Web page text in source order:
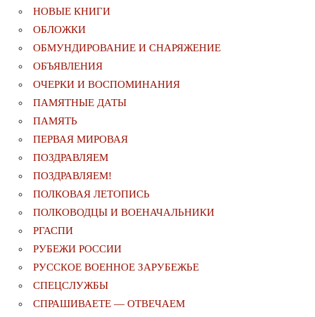
НОВЫЕ КНИГИ
ОБЛОЖКИ
ОБМУНДИРОВАНИЕ И СНАРЯЖЕНИЕ
ОБЪЯВЛЕНИЯ
ОЧЕРКИ И ВОСПОМИНАНИЯ
ПАМЯТНЫЕ ДАТЫ
ПАМЯТЬ
ПЕРВАЯ МИРОВАЯ
ПОЗДРАВЛЯЕМ
ПОЗДРАВЛЯЕМ!
ПОЛКОВАЯ ЛЕТОПИСЬ
ПОЛКОВОДЦЫ И ВОЕНАЧАЛЬНИКИ
РГАСПИ
РУБЕЖИ РОССИИ
РУССКОЕ ВОЕННОЕ ЗАРУБЕЖЬЕ
СПЕЦСЛУЖБЫ
СПРАШИВАЕТЕ — ОТВЕЧАЕМ